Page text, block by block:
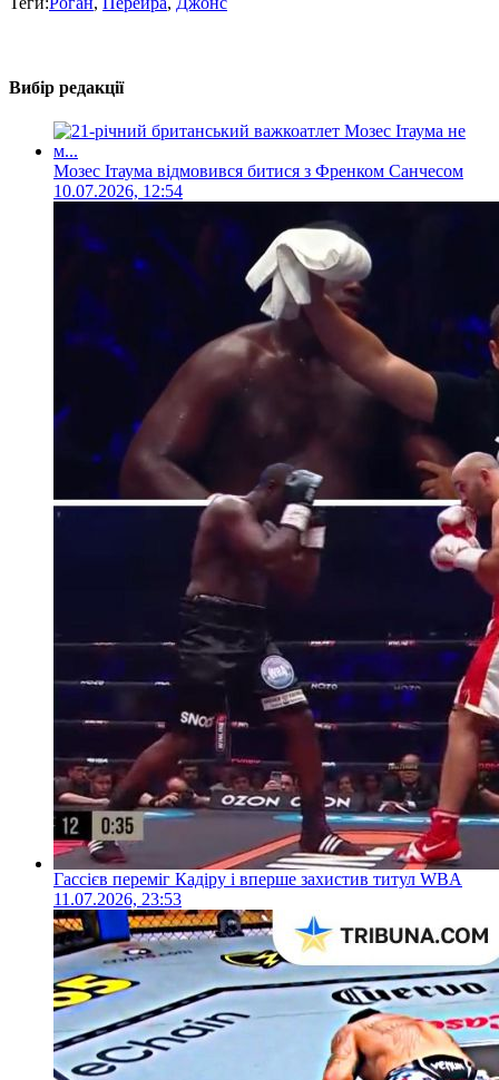
Вибір редакції
Мозес Ітаума відмовився битися з Френком Санчесом
10.07.2026, 12:54
Гассієв переміг Кадіру і вперше захистив титул WBA
11.07.2026, 23:53